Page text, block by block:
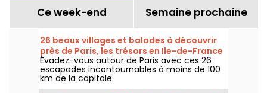
Ce week-end Semaine prochaine
26 beaux villages et balades à découvrir
près de Paris, les trésors en Ile-de-France
Évadez-vous autour de Paris avec ces 26
escapades incontournables à moins de 100
km de la capitale.